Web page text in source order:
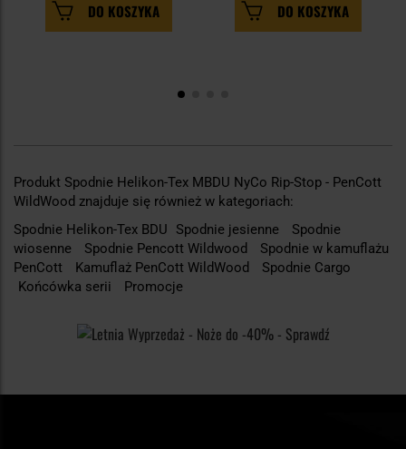
DO KOSZYKA DO KOSZYKA
Produkt Spodnie Helikon-Tex MBDU NyCo Rip-Stop - PenCott
WildWood znajduje się również w kategoriach:
Spodnie Helikon-Tex BDU
Spodnie jesienne
Spodnie
wiosenne
Spodnie Pencott Wildwood
Spodnie w kamuflażu
PenCott
Kamuflaż PenCott WildWood
Spodnie Cargo
Końcówka serii
Promocje